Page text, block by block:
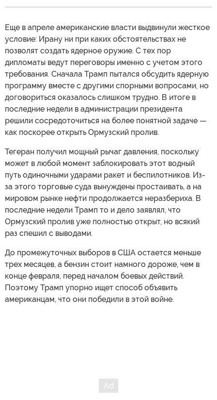
Еще в апреле американские власти выдвинули жесткое
условие: Ирану ни при каких обстоятельствах не
позволят создать ядерное оружие. С тех пор
дипломаты ведут переговоры именно с учетом этого
требования. Сначала Трамп пытался обсудить ядерную
программу вместе с другими спорными вопросами, но
договориться оказалось слишком трудно. В итоге в
последние недели в администрации президента
решили сосредоточиться на более понятной задаче —
как поскорее открыть Ормузский пролив.
Тегеран получил мощный рычаг давления, поскольку
может в любой момент заблокировать этот водный
путь одиночными ударами ракет и беспилотников. Из-
за этого торговые суда вынуждены простаивать, а на
мировом рынке нефти продолжается неразбериха. В
последние недели Трамп то и дело заявлял, что
Ормузский пролив уже полностью открыт, но всякий
раз спешил с выводами.
До промежуточных выборов в США остается меньше
трех месяцев, а бензин стоит намного дороже, чем в
конце февраля, перед началом боевых действий.
Поэтому Трамп упорно ищет способ объявить
американцам, что они победили в этой войне.